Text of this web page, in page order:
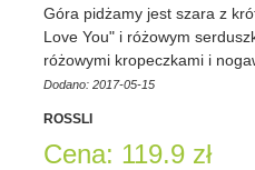
Góra pidżamy jest szara z
Love You" i różowym
różowymi kropeczkami i
Dodano: 2017-05-15
ROSSLI
Cena: 119.9 zł